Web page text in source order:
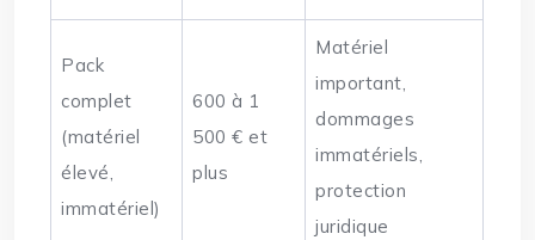
Pack
complet
(matériel
élevé,
immatériel)
600 à 1
500 € et
plus
Matériel
important,
dommages
immatériels,
protection
juridique